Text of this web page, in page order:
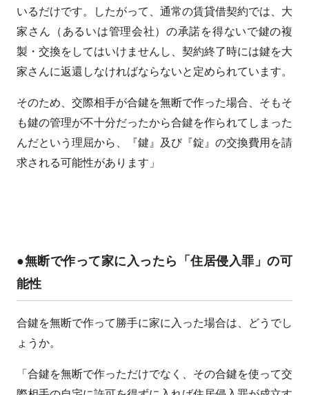
いるだけです。したがって、通常の賃貸借契約では、大
家さん（あるいは管理会社）の承諾を得ないで鍵の複
製・交換をしてはいけませんし、契約終了時には鍵を大
家さんに返還しなければならないと定められています。
そのため、交際相手が合鍵を無断で作った場合、そもそ
も鍵の管理が不十分だったから合鍵を作られてしまった
んだという理屈から、『鍵』及び『錠』の交換費用を請
求される可能性があります」
●無断で作って家に入ったら「住居侵入罪」の可
能性
合鍵を無断で作って勝手に家に入った場合は、どうでし
ょうか。
「合鍵を無断で作っただけでなく、その合鍵を使って交